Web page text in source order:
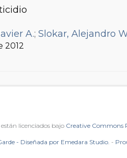
A.; Slokar, Alejandro
2012
licenciados bajo Creative Commons
- Diseñada por Emedara Studio. -